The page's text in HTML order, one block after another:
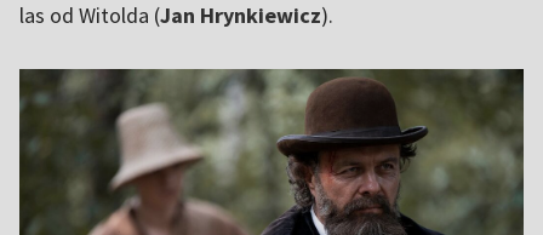
las od Witolda (Jan Hrynkiewicz).